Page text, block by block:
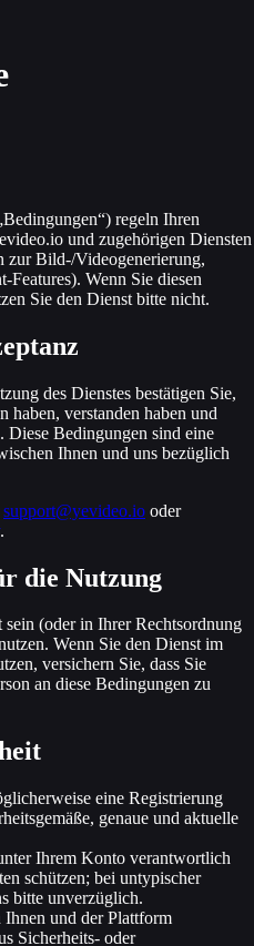
regeln Ihren
und zugehörigen Diensten
zur Bild-/Videogenerierung,
Wenn Sie diesen
Sie den Dienst bitte nicht.
des Dienstes bestätigen Sie,
haben, verstanden haben und
Diese Bedingungen sind eine
Ihnen und uns bezüglich
support@yevideo.io oder
.
die Nutzung
sein (oder in Ihrer Rechtsordnung
Wenn Sie den Dienst im
versichern Sie, dass Sie
an diese Bedingungen zu
eine Registrierung
genaue und aktuelle
Ihrem Konto verantwortlich
schützen; bei untypischer
bitte unverzüglich.
und der Plattform
Sicherheits‑ oder